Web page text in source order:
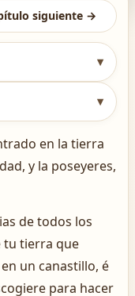
siguiente →
▾
▾
en la tierra
y la poseyeres,
de todos los
tu tierra que
un canastillo, é
para hacer